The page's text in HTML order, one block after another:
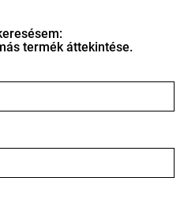
termék áttekintése.